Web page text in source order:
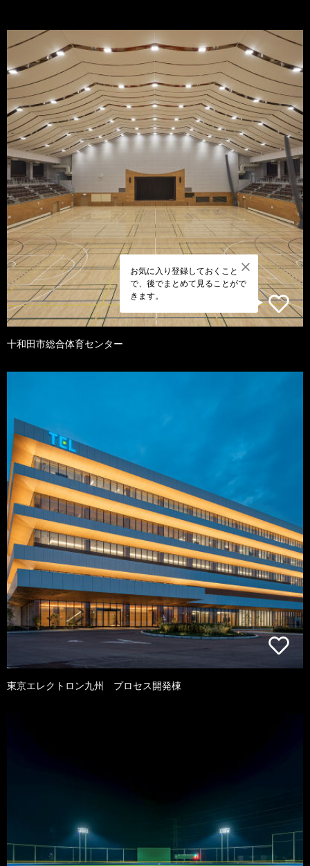
お気に入り登録しておくこと
で、後でまとめて見ることがで
きます。
十和田市総合体育センター
東京エレクトロン九州 プロセス開発棟